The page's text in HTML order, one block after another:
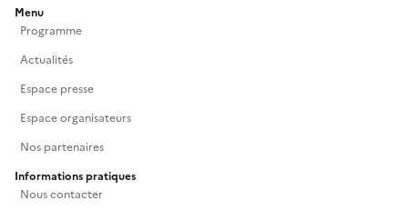
Menu
Programme
Actualités
Espace presse
Espace organisateurs
Nos partenaires
Informations pratiques
Nous contacter